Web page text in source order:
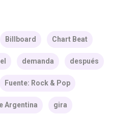
Billboard Chart Beat
demanda después
Fuente: Rock & Pop
Argentina gira